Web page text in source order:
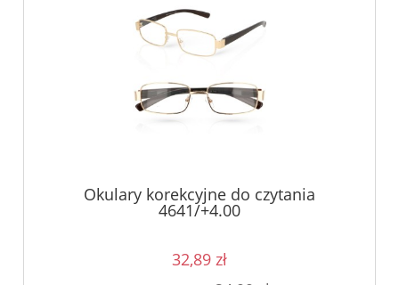
Okulary korekcyjne do czytania
4641/+4.00
32,89 zł